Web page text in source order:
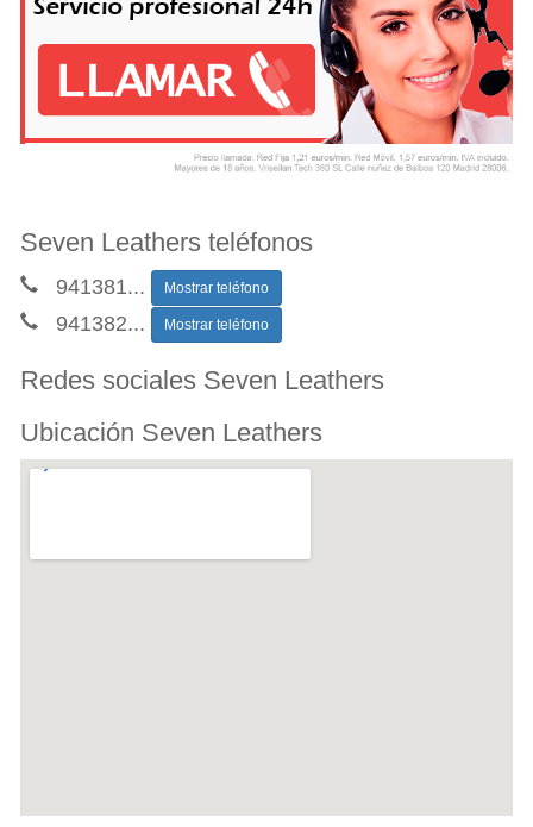
Seven Leathers teléfonos
941381... Mostrar teléfono
941382... Mostrar teléfono
Redes sociales Seven Leathers
Ubicación Seven Leathers